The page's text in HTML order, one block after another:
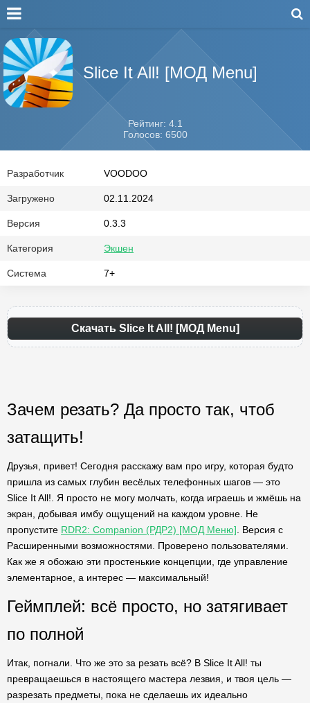
Slice It All! [МОД Menu]
Рейтинг: 4.1
Голосов: 6500
Разработчик VOODOO
Загружено 02.11.2024
Версия 0.3.3
Категория Экшен
Система 7+
Скачать Slice It All! [МОД Menu]
Зачем резать? Да просто так, чтоб
затащить!
Друзья, привет! Сегодня расскажу вам про игру, которая будто
пришла из самых глубин весёлых телефонных шагов — это
Slice It All!. Я просто не могу молчать, когда играешь и жмёшь на
экран, добывая имбу ощущений на каждом уровне. Не
пропустите RDR2: Companion (РДР2) [МОД Меню] . Версия с
Расширенными возможностями. Проверено пользователями.
Как же я обожаю эти простенькие концепции, где управление
элементарное, а интерес — максимальный!
Геймплей: всё просто, но затягивает
по полной
Итак, погнали. Что же это за резать всё? В Slice It All! ты
превращаешься в настоящего мастера лезвия, и твоя цель —
разрезать предметы, пока не сделаешь их идеально